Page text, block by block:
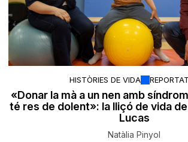
HISTÒRIES DE VIDA
«Donar la mà a un nen amb
té res de dolent»: la lliçó de vida
Lucas
Natàlia Pinyol